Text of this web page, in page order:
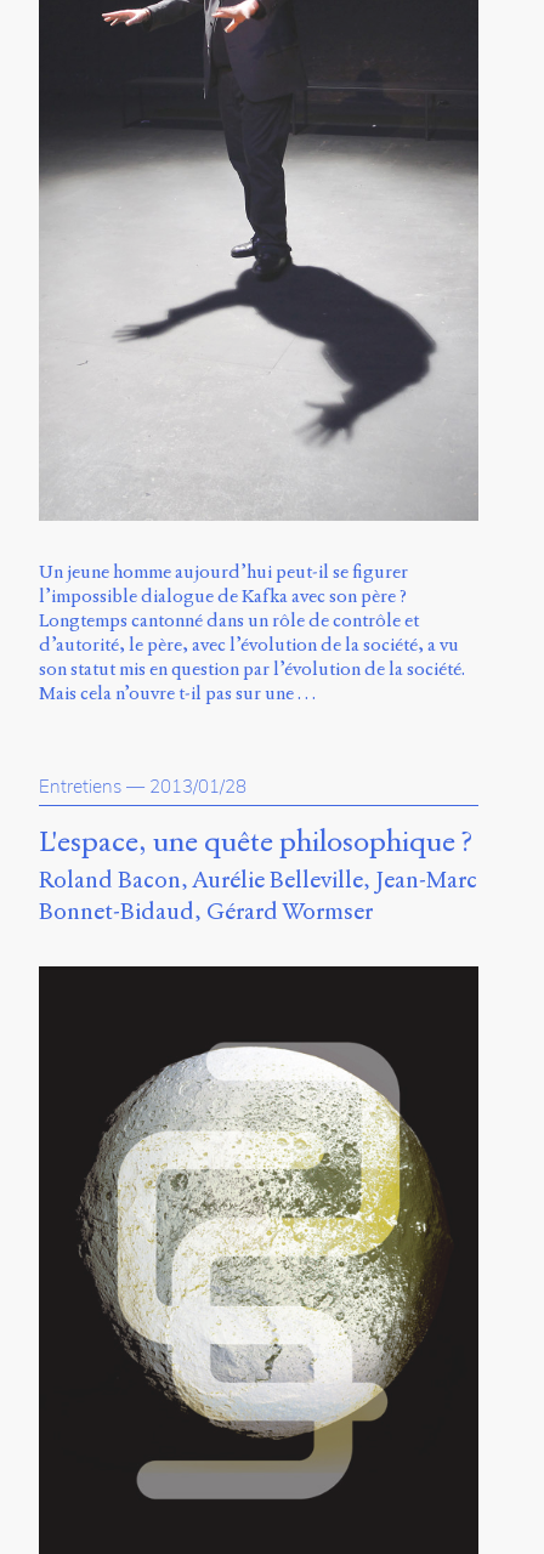
Un jeune homme aujourd’hui peut-il se figurer
l’impossible dialogue de Kafka avec son père ?
Longtemps cantonné dans un rôle de contrôle et
d’autorité, le père, avec l’évolution de la société, a vu
son statut mis en question par l’évolution de la société.
Mais cela n’ouvre t-il pas sur une …
Entretiens — 2013/01/28
L'espace, une quête philosophique ?
Roland Bacon Aurélie Belleville Jean-Marc
Bonnet-Bidaud Gérard Wormser